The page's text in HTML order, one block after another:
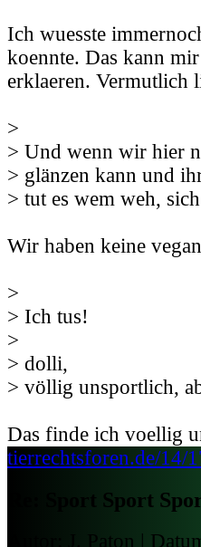
Ich wuesste
koennte. Das kann
erklaeren. Vermutlich
>
> Und wenn wir hier
> glänzen kann und
> tut es wem weh,
Wir haben keine
>
> Ich tus!
>
> dolli,
> völlig unsportlich,
Das finde ich voellig
tierrechtsforen.de/14/
Re: Sport Sport
Autor: J. Paton |